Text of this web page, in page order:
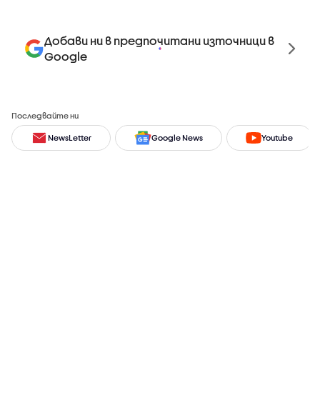
Добави ни в предпочитани източници в
Google
Последвайте ни
NewsLetter Google News Youtube